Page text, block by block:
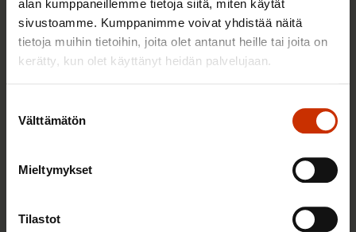
alan kumppaneillemme tietoja siitä, miten käytät
sivustoamme. Kumppanimme voivat yhdistää näitä
tietoja muihin tietoihin, joita olet antanut heille tai joita on
kerätty, kun olet käyttänyt heidän palvelujaan.
valinta
Välttämätön
Mieltymykset
Tilastot
TERVE JA HYVÄ TYÖELÄMÄ